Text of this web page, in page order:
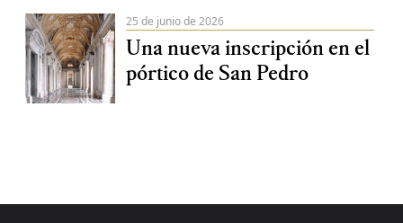
25 de junio de 2026
Una nueva inscripción en el
pórtico de San Pedro